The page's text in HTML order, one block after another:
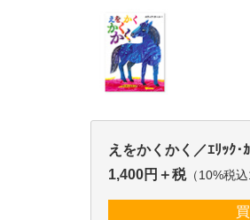
えをかくかく／ｴﾘｯｸ･
1,400円＋税（10%税